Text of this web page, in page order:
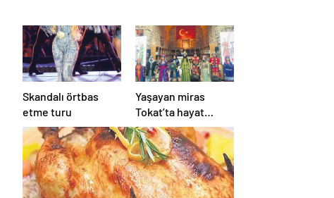
Skandalı örtbas
etme turu
Yaşayan miras
Tokat’ta hayat
buldu